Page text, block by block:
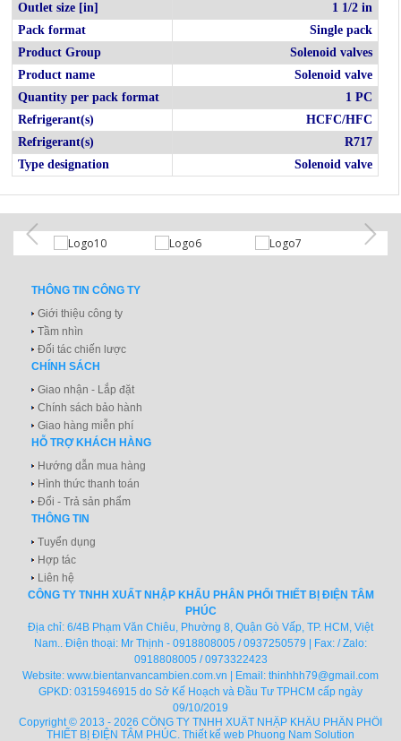
Outlet size [in]
1 1/2 in
Pack format
Single pack
Product Group
Solenoid valves
Product name
Solenoid valve
Quantity per pack format
1 PC
Refrigerant(s)
HCFC/HFC
Refrigerant(s)
R717
Type designation
Solenoid valve
THÔNG TIN CÔNG TY
Giới thiệu công ty
Tầm nhìn
Đối tác chiến lược
CHÍNH SÁCH
Giao nhận - Lắp đặt
Chính sách bảo hành
Giao hàng miễn phí
HỖ TRỢ KHÁCH HÀNG
Hướng dẫn mua hàng
Hình thức thanh toán
Đổi - Trả sản phẩm
THÔNG TIN
Tuyển dụng
Hợp tác
Liên hệ
CÔNG TY TNHH XUẤT NHẬP KHẨU PHÂN PHỐI THIẾT BỊ ĐIỆN TÂM
PHÚC
Địa chỉ: 6/4B Phạm Văn Chiêu, Phường 8, Quận Gò Vấp, TP. HCM, Việt
Nam.. Điện thoại: Mr Thịnh - 0918808005 / 0937250579 | Fax: / Zalo:
0918808005 / 0973322423
Website: www.bientanvancambien.com.vn | Email: thinhhh79@gmail.com
GPKD: 0315946915 do Sở Kế Hoạch và Đầu Tư TPHCM cấp ngày
09/10/2019
Copyright © 2013 - 2026 CÔNG TY TNHH XUẤT NHẬP KHẨU PHÂN PHỐI
THIẾT BỊ ĐIỆN TÂM PHÚC. Thiết kế web Phuong Nam Solution